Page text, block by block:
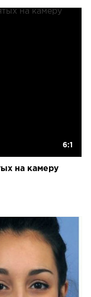
6:1
на камеру